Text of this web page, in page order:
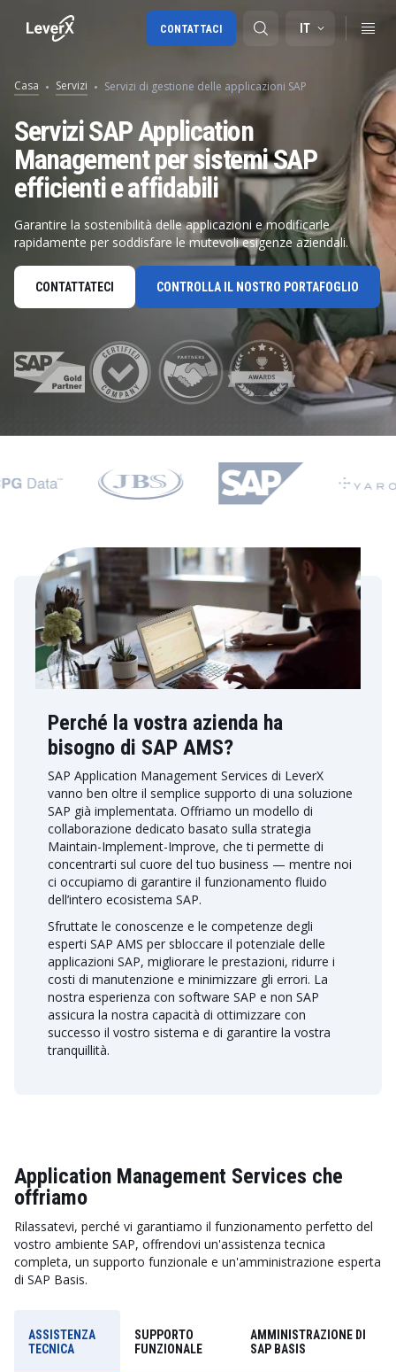
Migrazione a SAP S/4HANA
RISE with SAP
SAP Ariba
Digital Supply Chain
IT
CONTATTACI
Casa Servizi Servizi di gestione delle applicazioni SAP
Servizi SAP Application
Management per sistemi SAP
efficienti e affidabili
Garantire la sostenibilità delle applicazioni e modificarle
rapidamente per soddisfare le mutevoli esigenze aziendali.
CONTATTATECI CONTROLLA IL NOSTRO PORTAFOGLIO
Perché la vostra azienda ha
bisogno di SAP AMS?
SAP Application Management Services di LeverX
vanno ben oltre il semplice supporto di una soluzione
SAP già implementata. Offriamo un modello di
collaborazione dedicato basato sulla strategia
Maintain-Implement-Improve, che ti permette di
concentrarti sul cuore del tuo business — mentre noi
ci occupiamo di garantire il funzionamento fluido
dell’intero ecosistema SAP.
Sfruttate le conoscenze e le competenze degli
esperti SAP AMS per sbloccare il potenziale delle
applicazioni SAP, migliorare le prestazioni, ridurre i
costi di manutenzione e minimizzare gli errori. La
nostra esperienza con software SAP e non SAP
assicura la nostra capacità di ottimizzare con
successo il vostro sistema e di garantire la vostra
tranquillità.
Application Management Services che
offriamo
Rilassatevi, perché vi garantiamo il funzionamento perfetto del
vostro ambiente SAP, offrendovi un'assistenza tecnica
completa, un supporto funzionale e un'amministrazione esperta
di SAP Basis.
ASSISTENZA
TECNICA
SUPPORTO
FUNZIONALE
AMMINISTRAZIONE DI
SAP BASIS